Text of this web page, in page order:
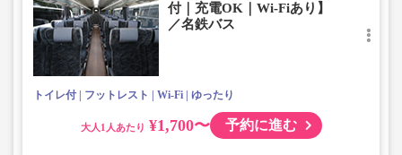
付｜充電OK｜Wi-Fiあり】
／名鉄バス
トイレ付 フットレスト Wi-Fi ゆったり
大人 ¥1,700〜 予約に進む